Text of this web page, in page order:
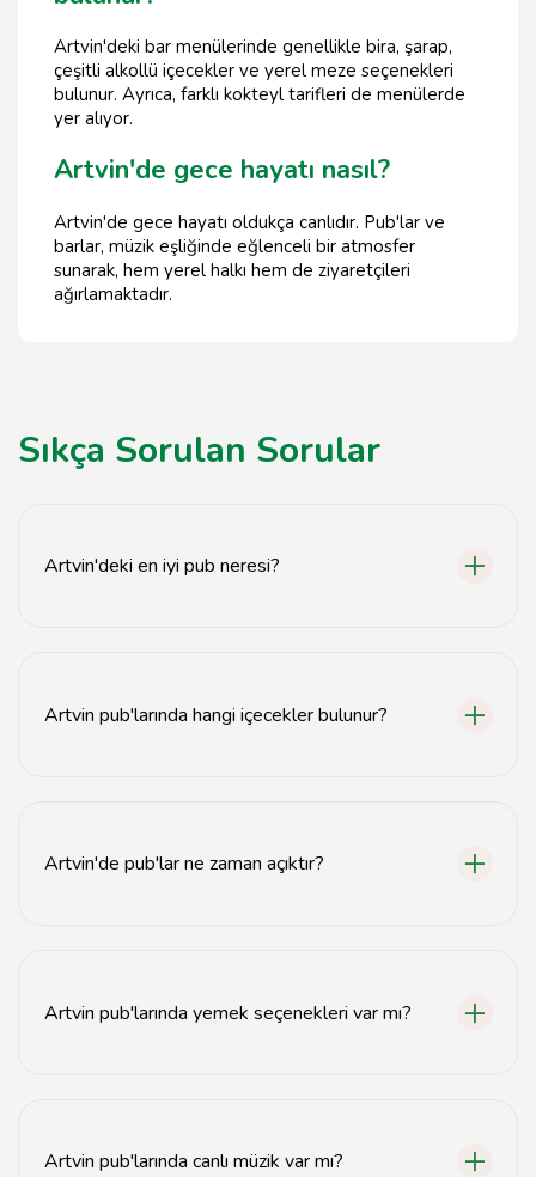
Artvin'deki bar menülerinde genellikle bira, şarap,
çeşitli alkollü içecekler ve yerel meze seçenekleri
bulunur. Ayrıca, farklı kokteyl tarifleri de menülerde
yer alıyor.
Artvin'de gece hayatı nasıl?
Artvin'de gece hayatı oldukça canlıdır. Pub'lar ve
barlar, müzik eşliğinde eğlenceli bir atmosfer
sunarak, hem yerel halkı hem de ziyaretçileri
ağırlamaktadır.
Sıkça Sorulan Sorular
Artvin'deki en iyi pub neresi?
Artvin pub'larında hangi içecekler bulunur?
Artvin'de pub'lar ne zaman açıktır?
Artvin pub'larında yemek seçenekleri var mı?
Artvin pub'larında canlı müzik var mı?